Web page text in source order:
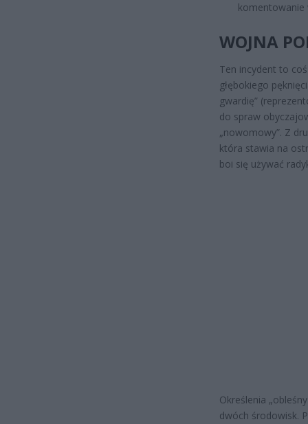
komentowanie
WOJNA
Ten incydent to
głębokiego
gwardię”
do spraw
„nowomowy”. Z
która stawia na
boi się używać
Określenia
dwóch środowisk.